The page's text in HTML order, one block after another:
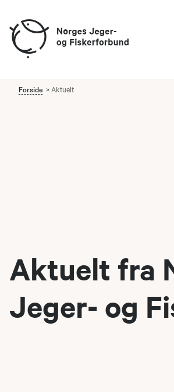
Forside Aktuelt
Aktuelt fra
Jeger- og